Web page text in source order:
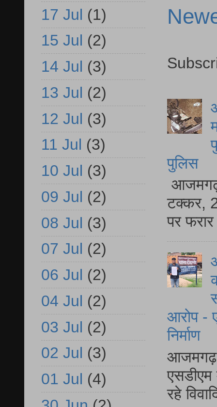
पुलिस
आजमगढ़
टक्कर,
पर
आरोप -
निर्माण
आजमगढ़
एसडीएम
रहे
17 Jul (1)
15 Jul (2)
14 Jul (3)
13 Jul (2)
12 Jul (3)
11 Jul (3)
10 Jul (3)
09 Jul (2)
08 Jul (3)
07 Jul (2)
06 Jul (2)
04 Jul (2)
03 Jul (2)
02 Jul (3)
01 Jul (4)